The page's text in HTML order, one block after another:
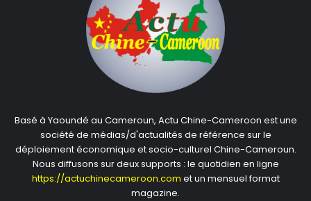
Basé à Yaoundé au Cameroun, Actu Chine-Cameroon est une
société de médias/d'actualités de référence sur le
déploiement économique et socio-culturel Chine-Cameroun.
Nous diffusons sur deux supports : le quotidien en ligne
https://actuchinecameroon.com et un mensuel format
magazine.